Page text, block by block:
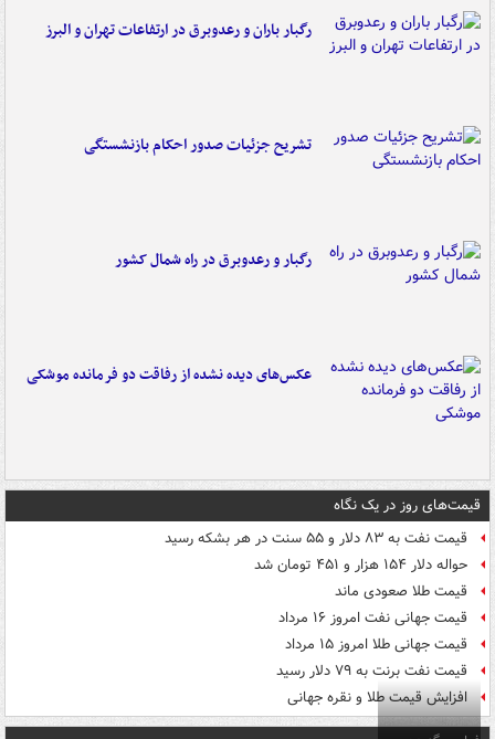
رگبار باران و رعدوبرق در ارتفاعات تهران و البرز
تشریح جزئیات صدور احکام بازنشستگی
رگبار و رعدوبرق در راه شمال کشور
عکس‌های دیده نشده از رفاقت دو فرمانده‌ موشکی
قیمت‌های روز در یک نگاه
قیمت نفت به ۸۳ دلار و ۵۵ سنت در هر بشکه رسید
حواله دلار ۱۵۴ هزار و ۴۵۱ تومان شد
قیمت طلا صعودی ماند
قیمت جهانی نفت امروز ۱۶ مرداد
قیمت جهانی طلا امروز ۱۵ مرداد
قیمت نفت برنت به ۷۹ دلار رسید
افزایش قیمت طلا و نقره جهانی